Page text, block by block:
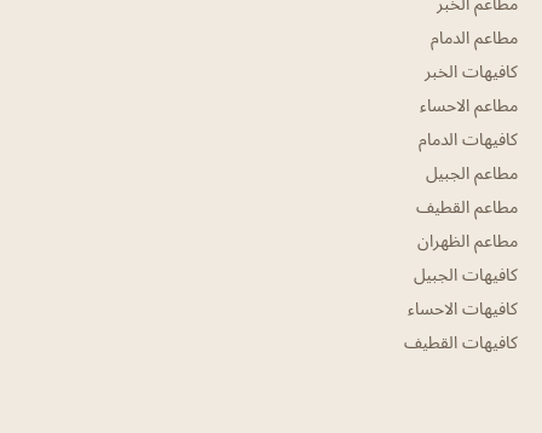
مطاعم الدمام
كافيهات الخبر
مطاعم الاحساء
كافيهات الدمام
مطاعم الجبيل
مطاعم القطيف
مطاعم الظهران
كافيهات الجبيل
كافيهات الاحساء
كافيهات القطيف